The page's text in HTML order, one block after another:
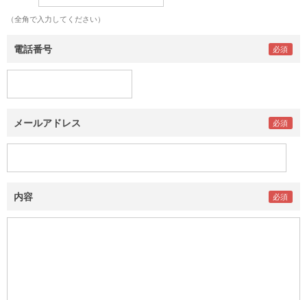
（全角で入力してください）
電話番号
メールアドレス
内容